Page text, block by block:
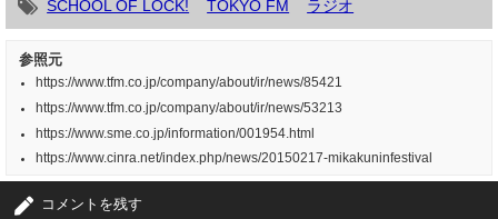
SCHOOL OF LOCK! TOKYO FM ラジオ
参照元
https://www.tfm.co.jp/company/about/ir/news/85421
https://www.tfm.co.jp/company/about/ir/news/53213
https://www.sme.co.jp/information/001954.html
https://www.cinra.net/index.php/news/20150217-mikakuninfestival
コメントを残す